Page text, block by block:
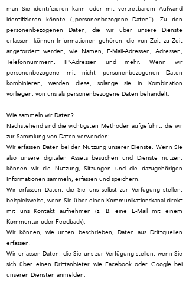
man Sie identifizieren kann oder mit vertretbarem Aufwand
identifizieren könnte („personenbezogene Daten“). Zu den
personenbezogenen Daten, die wir über unsere Dienste
erfassen, können Informationen gehören, die von Zeit zu Zeit
angefordert werden, wie Namen, E-Mail-Adressen, Adressen,
Telefonnummern, IP-Adressen und mehr. Wenn wir
personenbezogene mit nicht personenbezogenen Daten
kombinieren, werden diese, solange sie in Kombination
vorliegen, von uns als personenbezogene Daten behandelt.
Wie sammeln wir Daten?
Nachstehend sind die wichtigsten Methoden aufgeführt, die wir
zur Sammlung von Daten verwenden:
Wir erfassen Daten bei der Nutzung unserer Dienste. Wenn Sie
also unsere digitalen Assets besuchen und Dienste nutzen,
können wir die Nutzung, Sitzungen und die dazugehörigen
Informationen sammeln, erfassen und speichern.
Wir erfassen Daten, die Sie uns selbst zur Verfügung stellen,
beispielsweise, wenn Sie über einen Kommunikationskanal direkt
mit uns Kontakt aufnehmen (z. B. eine E-Mail mit einem
Kommentar oder Feedback).
Wir können, wie unten beschrieben, Daten aus Drittquellen
erfassen.
Wir erfassen Daten, die Sie uns zur Verfügung stellen, wenn Sie
sich über einen Drittanbieter wie Facebook oder Google bei
unseren Diensten anmelden.